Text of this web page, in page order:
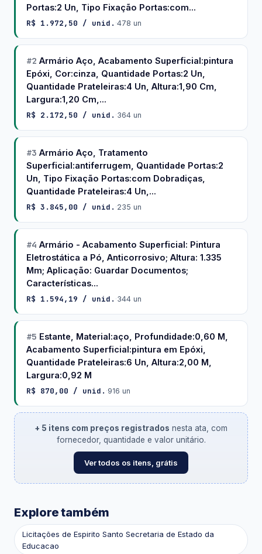
Portas:2 Un, Tipo Fixação Portas:com...
R$ 1.972,50 / unid. ·478 un
#2 Armário Aço, Acabamento Superficial:pintura
Epóxi, Cor:cinza, Quantidade Portas:2 Un,
Quantidade Prateleiras:4 Un, Altura:1,90 Cm,
Largura:1,20 Cm,...
R$ 2.172,50 / unid. ·364 un
#3 Armário Aço, Tratamento
Superficial:antiferrugem, Quantidade Portas:2
Un, Tipo Fixação Portas:com Dobradiças,
Quantidade Prateleiras:4 Un,...
R$ 3.845,00 / unid. ·235 un
#4 Armário - Acabamento Superficial: Pintura
Eletrostática a Pó, Anticorrosivo; Altura: 1.335
Mm; Aplicação: Guardar Documentos;
Características...
R$ 1.594,19 / unid. ·344 un
#5 Estante, Material:aço, Profundidade:0,60 M,
Acabamento Superficial:pintura em Epóxi,
Quantidade Prateleiras:6 Un, Altura:2,00 M,
Largura:0,92 M
R$ 870,00 / unid. ·916 un
+ 5 itens com preços registrados nesta ata, com
fornecedor, quantidade e valor unitário.
Ver todos os itens, grátis
Explore também
Licitações de Espirito Santo Secretaria de Estado da
Educacao